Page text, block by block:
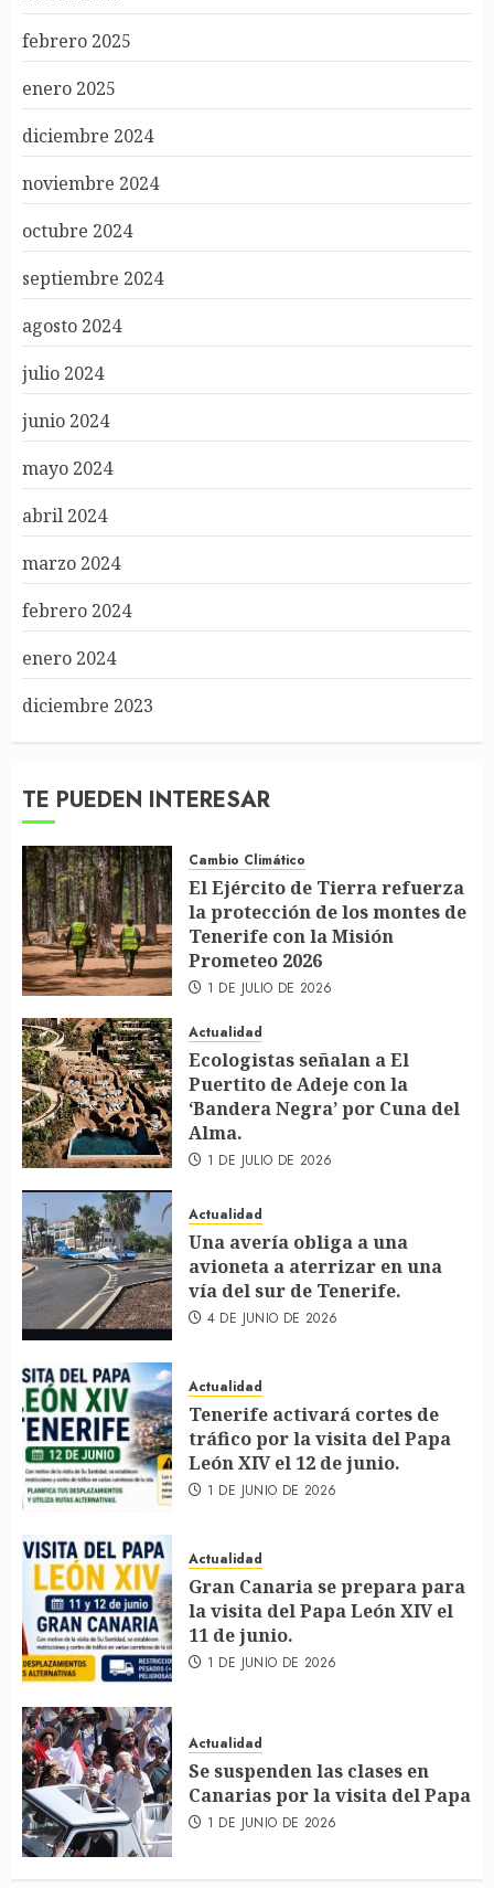
febrero 2025
enero 2025
diciembre 2024
noviembre 2024
octubre 2024
septiembre 2024
agosto 2024
julio 2024
junio 2024
mayo 2024
abril 2024
marzo 2024
febrero 2024
enero 2024
diciembre 2023
TE PUEDEN INTERESAR
Cambio Climático
El Ejército de Tierra refuerza
la protección de los montes de
Tenerife con la Misión
Prometeo 2026
1 DE JULIO DE 2026
Actualidad
Ecologistas señalan a El
Puertito de Adeje con la
‘Bandera Negra’ por Cuna del
Alma.
1 DE JULIO DE 2026
Actualidad
Una avería obliga a una
avioneta a aterrizar en una
vía del sur de Tenerife.
4 DE JUNIO DE 2026
Actualidad
Tenerife activará cortes de
tráfico por la visita del Papa
León XIV el 12 de junio.
1 DE JUNIO DE 2026
Actualidad
Gran Canaria se prepara para
la visita del Papa León XIV el
11 de junio.
1 DE JUNIO DE 2026
Actualidad
Se suspenden las clases en
Canarias por la visita del Papa
1 DE JUNIO DE 2026